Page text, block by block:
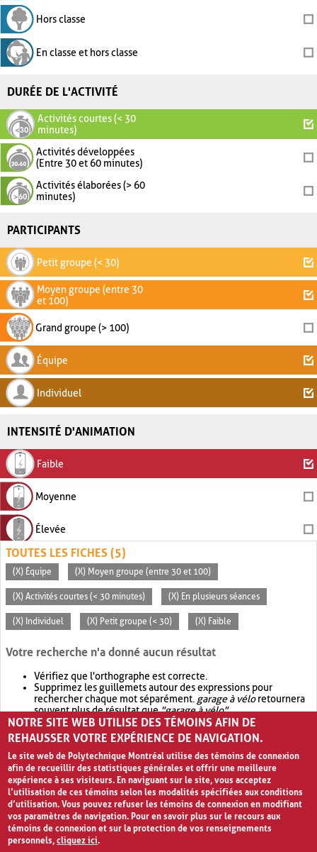
Hors classe
En classe et hors classe
DURÉE DE L'ACTIVITÉ
Activités courtes (< 30
minutes)
Activités développées
(Entre 30 et 60 minutes)
Activités élaborées (> 60
minutes)
PARTICIPANTS
Petit groupe (< 30)
Moyen groupe (entre 30
et 100)
Grand groupe (> 100)
Équipe
Individuel
INTENSITÉ D'ANIMATION
Faible
Moyenne
Élevée
TOUTES LES FICHES (5)
(X) Équipe (X) Moyen groupe (entre 30 et 100)
(X) Activités courtes (< 30 minutes) (X) En plusieurs séances
(X) Individuel (X) Petit groupe (< 30) (X) Faible
Votre recherche n'a donné aucun résultat
Vérifiez que l'orthographe est correcte.
Supprimez les guillemets autour des expressions pour
rechercher chaque mot séparément. garage à véloretournera
souvent plus de résultat que"garage à vélo".
Envisagez d'élargir votre recherche avec OR.garage OR vélo
retournera souvent plus de résultat quegarage à vélo
NOTRE SITE WEB UTILISE DES TÉMOINS AFIN DE
REHAUSSER VOTRE EXPÉRIENCE DE NAVIGATION.
Le site web de Polytechnique Montréal utilise des témoins de connexion
afin de recueillir des statistiques générales et offrir une meilleure
expérience à ses visiteurs. En naviguant sur le site, vous acceptez
l’utilisation de ces témoins selon les modalités spécifiées aux conditions
d’utilisation. Vous pouvez refuser les témoins de connexion en modifiant
vos paramètres de navigation. Pour en savoir plus sur le recours aux
témoins de connexion et sur la protection de vos renseignements
personnels,cliquez ici.